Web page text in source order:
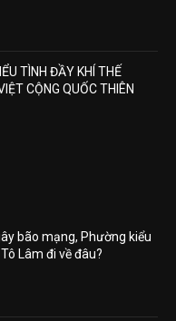
TÌNH ĐẦY KHÍ THẾ
CỘNG QUỐC THIÊN
bão mạng, Phường kiểu
Lâm đi về đâu?